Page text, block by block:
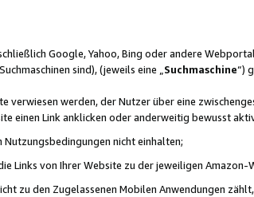
Google, Yahoo, Bing oder andere
sind), (jeweils eine „ Suchmaschine“)
verwiesen werden, der Nutzer über eine
einen Link anklicken oder anderweitig bewusst aktiv
nicht einhalten;
von Ihrer Website zu der jeweiligen
zu den Zugelassenen Mobilen Anwendungen